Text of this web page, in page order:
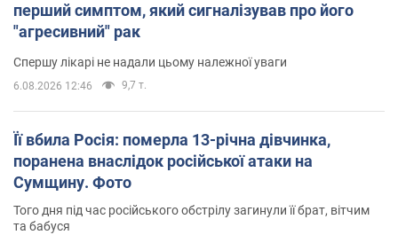
перший симптом, який сигналізував про його
"агресивний" рак
Спершу лікарі не надали цьому належної уваги
6.08.2026 12:46 9,7 т.
Її вбила Росія: померла 13-річна дівчинка,
поранена внаслідок російської атаки на
Сумщину. Фото
Того дня під час російського обстрілу загинули її брат, вітчим
та бабуся